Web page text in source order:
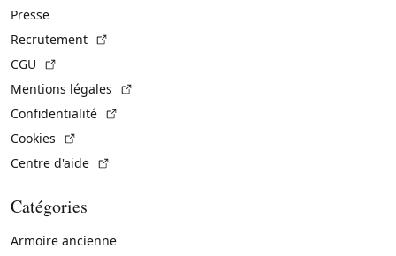
Presse
Recrutement
CGU
Mentions légales
Confidentialité
Cookies
Centre d'aide
Catégories
Armoire ancienne